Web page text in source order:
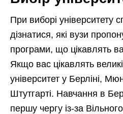
При виборі університету
дізнатися, які вузи
програми, що цікавлять
Якщо вас цікавлять
університет у Берліні,
Штутгарті. Навчання в
першу чергу із-за